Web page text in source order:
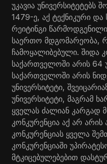
უკავია უნივერსიტეტებს
1479-ე, აქ ტექნიკური და
რეიტინგი
საერთო მდგომარეობა,
ჩამოყალიბებული. შიდა
საქართველოში არის 64
საქართველოში არის
უნივერსიტეტი,
უნივერსიტეტი, მაგრამ
ყველას ძალიან კარგად
კონკურენცია აქ არ
კონკურენციას ყველა
კონკურენციაში
მტკიცებულებებით